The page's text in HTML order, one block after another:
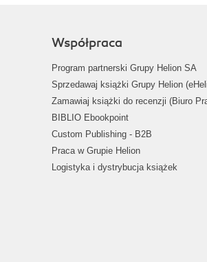
Współpraca
Program partnerski Grupy Helion SA
Sprzedawaj książki Grupy Helion
Zamawiaj książki do recenzji (Biuro
BIBLIO Ebookpoint
Custom Publishing - B2B
Praca w Grupie Helion
Logistyka i dystrybucja książek